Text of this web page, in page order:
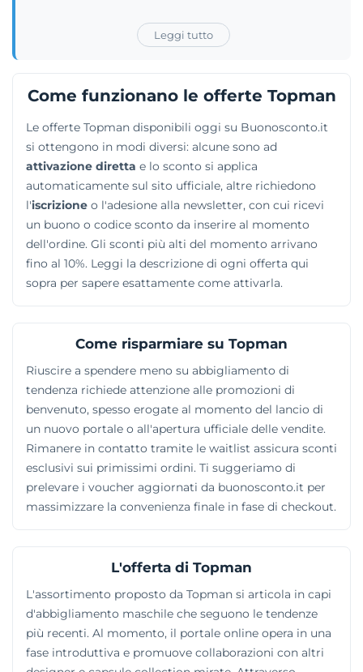
informati sulle prossime novità. Questo servizio di
aggiornamento è dedicato agli utenti che desiderano
negozio digitale, oltre a scoprire informazioni inedite
su nuove collezioni, collaborazioni esclusive ed eventi
imminenti. Iscrivendosi al servizio, il pubblico attento
alle tendenze fashion si assicura di non perdere alcun
aggiornamento su uno dei ritorni più attesi nel
settore dell'abbigliamento maschile.
Leggi tutto
Come funzionano le offerte Topman
Le offerte Topman disponibili oggi su Buonosconto.it
si ottengono in modi diversi: alcune sono ad
attivazione diretta e lo sconto si applica
automaticamente sul sito ufficiale, altre richiedono
l'iscrizione o l'adesione alla newsletter, con cui ricevi
un buono o codice sconto da inserire al momento
dell'ordine. Gli sconti più alti del momento arrivano
fino al 10%. Leggi la descrizione di ogni offerta qui
sopra per sapere esattamente come attivarla.
Come risparmiare su Topman
Riuscire a spendere meno su abbigliamento di
tendenza richiede attenzione alle promozioni di
benvenuto, spesso erogate al momento del lancio di
un nuovo portale o all'apertura ufficiale delle vendite.
Rimanere in contatto tramite le waitlist assicura sconti
esclusivi sui primissimi ordini. Ti suggeriamo di
prelevare i voucher aggiornati da buonosconto.it per
massimizzare la convenienza finale in fase di checkout.
L'offerta di Topman
L'assortimento proposto da Topman si articola in capi
d'abbigliamento maschile che seguono le tendenze
più recenti. Al momento, il portale online opera in una
fase introduttiva e promuove collaborazioni con altri